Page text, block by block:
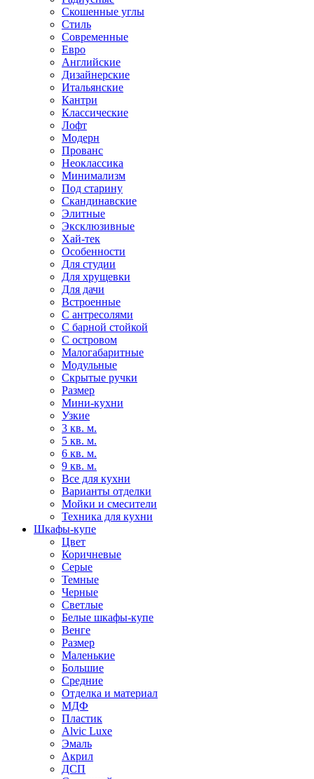
Скошенные углы
Стиль
Современные
Евро
Английские
Дизайнерские
Итальянские
Кантри
Классические
Лофт
Модерн
Прованс
Неоклассика
Минимализм
Под старину
Скандинавские
Элитные
Эксклюзивные
Хай-тек
Особенности
Для студии
Для хрущевки
Для дачи
Встроенные
С антресолями
С барной стойкой
С островом
Малогабаритные
Модульные
Скрытые ручки
Размер
Мини-кухни
Узкие
3 кв. м.
5 кв. м.
6 кв. м.
9 кв. м.
Все для кухни
Варианты отделки
Мойки и смесители
Техника для кухни
Шкафы-купе
Цвет
Коричневые
Серые
Темные
Черные
Светлые
Белые шкафы-купе
Венге
Размер
Маленькие
Большие
Средние
Отделка и материал
МДФ
Пластик
Alvic Luxe
Эмаль
Акрил
ДСП